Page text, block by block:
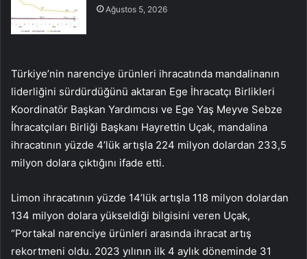
Ağustos 5, 2026
Türkiye’nin narenciye ürünleri ihracatında mandalinanın
liderliğini sürdürdüğünü aktaran Ege İhracatçı Birlikleri
Koordinatör Başkan Yardımcısı ve Ege Yaş Meyve Sebze
İhracatçıları Birliği Başkanı Hayrettin Uçak, mandalina
ihracatının yüzde 4’lük artışla 224 milyon dolardan 233,5
milyon dolara çıktığını ifade etti.
Limon ihracatının yüzde 14’lük artışla 118 milyon dolardan
134 milyon dolara yükseldiği bilgisini veren Uçak,
“Portakal narenciye ürünleri arasında ihracat artış
rekortmeni oldu. 2023 yılının ilk 4 aylık döneminde 31